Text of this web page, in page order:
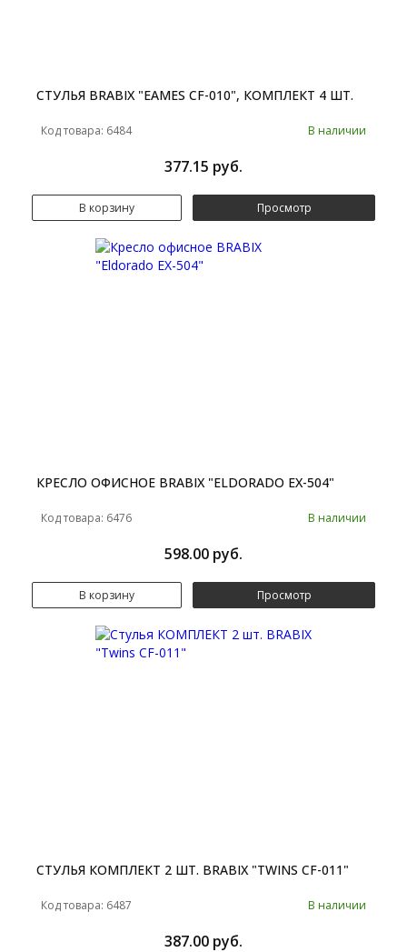
СТУЛЬЯ BRABIX "EAMES CF-010", КОМПЛЕКТ 4 ШТ.
Код товара: 6484 В наличии
377.15 руб.
В корзину Просмотр
КРЕСЛО ОФИСНОЕ BRABIX "ELDORADO EX-504"
Код товара: 6476 В наличии
598.00 руб.
В корзину Просмотр
СТУЛЬЯ КОМПЛЕКТ 2 ШТ. BRABIX "TWINS CF-011"
Код товара: 6487 В наличии
387.00 руб.